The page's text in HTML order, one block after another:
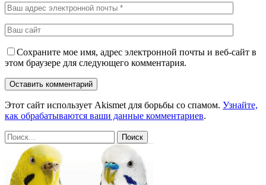
Сохраните мое имя, адрес электронной почты и веб-сайт в
этом браузере для следующего комментария.
Этот сайт использует Akismet для борьбы со спамом. Узнайте,
как обрабатываются ваши данные комментариев.